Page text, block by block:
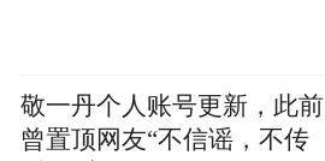
敬一丹个人账号更新，此前
曾置顶网友“不信谣，不传